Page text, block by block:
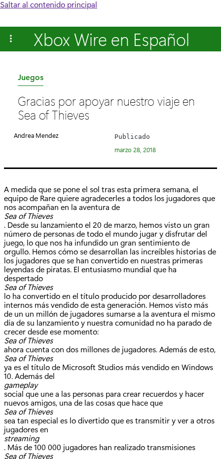
Saltar al contenido principal
Xbox Wire en Español
C
t
e
í
:
Juegos
Gracias por apoyar nuestro viaje en
Sea of Thieves
Andrea Mendez Publicado
marzo 28, 2018
A medida que se pone el sol tras esta primera semana, el
equipo de Rare quiere agradecerles a todos los jugadores que
nos acompañan en la aventura de
Sea of Thieves
. Desde su lanzamiento el 20 de marzo, hemos visto un gran
número de personas de todo el mundo jugar y disfrutar del
juego, lo que nos ha infundido un gran sentimiento de
orgullo. Hemos cómo se desarrollan las increíbles historias de
los jugadores que se han convertido en nuestras primeras
leyendas de piratas. El entusiasmo mundial que ha
despertado
Sea of ​​Thieves
lo ha convertido en el título producido por desarrolladores
internos más vendido de esta generación. Hemos visto más
de un un millón de jugadores sumarse a la aventura el mismo
día de su lanzamiento y nuestra comunidad no ha parado de
crecer desde ese momento:
Sea of Thieves
ahora cuenta con dos millones de jugadores. Además de esto,
Sea of ​​Thieves
ya es el título de Microsoft Studios más vendido en Windows
10. Además del
gameplay
social que une a las personas para crear recuerdos y hacer
nuevos amigos, una de las cosas que hace que
Sea of Thieves
sea tan especial es lo divertido que es transmitir y ver a otros
jugadores en
streaming
. Más de 100 000 jugadores han realizado transmisiones
Sea of Thieves